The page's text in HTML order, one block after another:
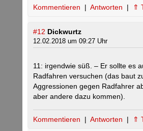
Kommentieren | Antworten | ⇑
#12 Dickwurtz
12.02.2018 um 09:27 Uhr
11: irgendwie süß. – Er sollte es
Radfahren versuchen (das baut
Aggressionen gegen Radfahrer
aber andere dazu kommen).
Kommentieren | Antworten | ⇑